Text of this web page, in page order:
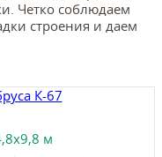
Четко соблюдаем
строения и даем
м